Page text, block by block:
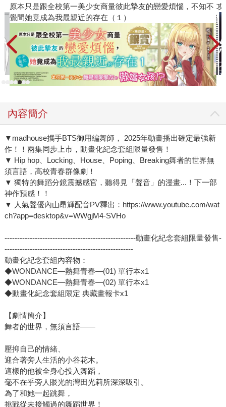
原本只是跟全校第一美少女商量彼此摯友的戀愛煩惱，不知不
覺間她竟成為我最親近的存在（１）
攻
內容簡介
▼madhouse攜手BTS御用編舞師， 2025年動畫播出確定最強新
作！！兩集同步上市，動畫化紀念套組限量發售！
▼ Hip hop、Locking、House、Poping、Breaking舞者的世界無
須言語，高校青春群像劇！
▼ 獨特的舞蹈分鏡震撼感官，聽得見「聲音」的漫畫...！下一部
神作預感！！
▼ 人氣聲優內山昂輝配音PV釋出：https://www.youtube.com/wat
ch?app=desktop&v=WWgjM4-SVHo
----------------------------------------------------動畫化紀念套組限量發售-
---------------------------------------------------
動畫化紀念套組內容物：
◆WONDANCE—熱舞青春—(01) 單行本x1
◆WONDANCE—熱舞青春—(02) 單行本x1
◆動畫化紀念套組限定 典藏畫報卡x1
【劇情簡介】
舞者的世界，無須言語——
壓抑自己的情緒、
迎合著旁人生活的小谷花木。
這樣的他被全身心投入舞蹈，
毫不在乎旁人眼光的灣田光莉所深深吸引。
為了和她一起跳舞，
挑戰從未接觸過的舞蹈世界！